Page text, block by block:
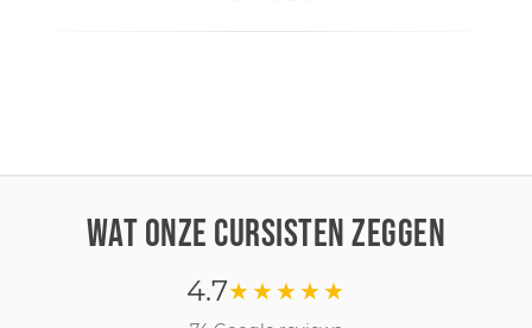
WAT ONZE CURSISTEN ZEGGEN
4.7★★★★★